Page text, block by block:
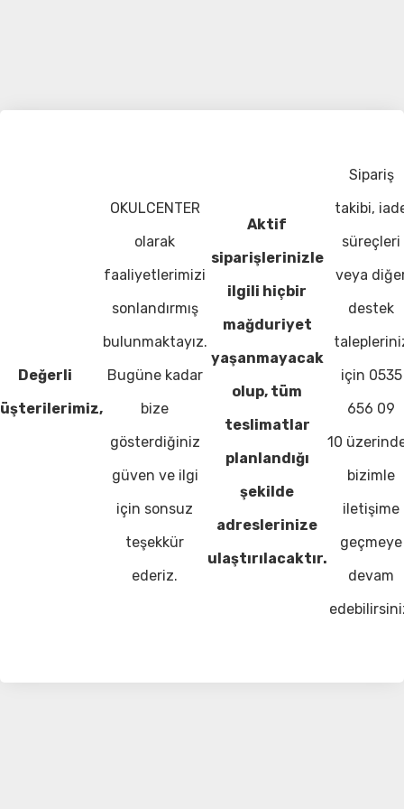
Değerli
OKULCENTER
olarak
faaliyetlerimizi
sonlandırmış
bulunmaktayız.
Bugüne kadar
bize
gösterdiğiniz
güven ve ilgi
için sonsuz
teşekkür
ederiz.
Aktif
siparişlerinizle
ilgili hiçbir
mağduriyet
yaşanmayacak
olup, tüm
teslimatlar
planlandığı
şekilde
adreslerinize
ulaştırılacaktır.
Sipariş
takibi,
süreçleri
veya
destek
için 0535
656 09
10
bizimle
iletişime
geçmeye
devam